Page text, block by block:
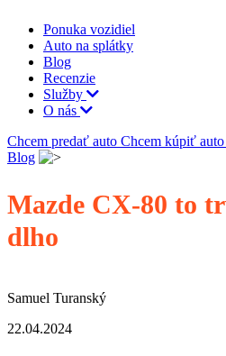
Ponuka vozidiel
Auto na splátky
Blog
Recenzie
Služby
O nás
Chcem predať auto Chcem kúpiť auto
Blog
Mazde CX-80 to
dlho
Samuel Turanský
22.04.2024